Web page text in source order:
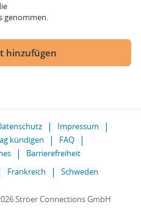
genommen.
hinzufügen
Impressum
kündigen
FAQ
Barrierefreiheit
Frankreich Schweden
Ströer Connections GmbH